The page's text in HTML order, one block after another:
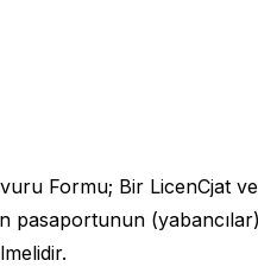
Formu; Bir LicenCjat
pasaportunun